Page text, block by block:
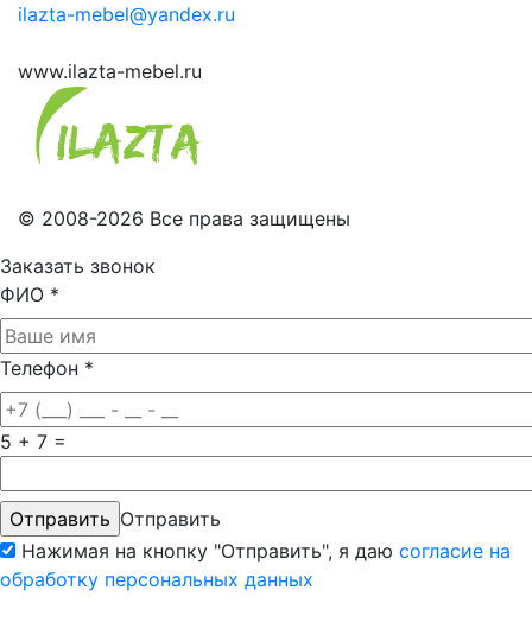
ilazta-mebel@yandex.ru
www.ilazta-mebel.ru
© 2008-2026 Все права защищены
Заказать звонок
ФИО *
Телефон *
5 + 7 =
Отправить
Нажимая на кнопку "Отправить", я даю согласие на
обработку персональных данных